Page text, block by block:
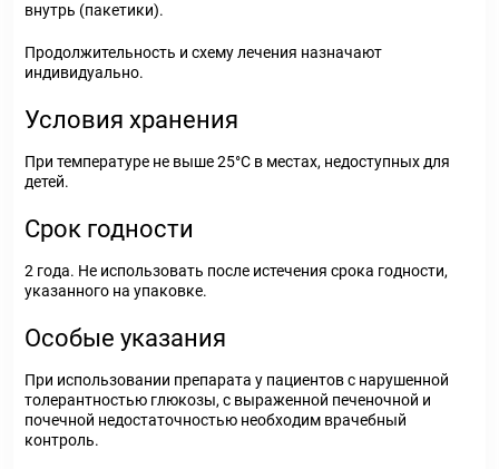
внутрь (пакетики).
Продолжительность и схему лечения назначают
индивидуально.
Условия хранения
При температуре не выше 25°С в местах, недоступных для
детей.
Срок годности
2 года. Не использовать после истечения срока годности,
указанного на упаковке.
Особые указания
При использовании препарата у пациентов с нарушенной
толерантностью глюкозы, с выраженной печеночной и
почечной недостаточностью необходим врачебный
контроль.